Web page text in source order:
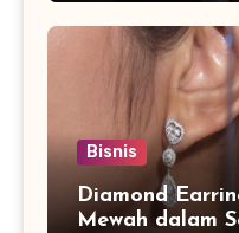
Bisnis
Diamond
Mewah dalam